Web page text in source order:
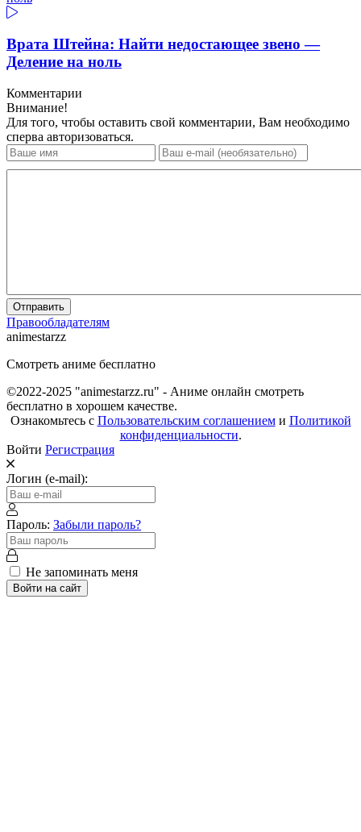
Врата Штейна: Найти недостающее звено —
Деление на ноль
Комментарии
Внимание!
Для того, чтобы оставить свой комментарии, Вам необходимо
сперва авторизоваться.
Отправить
Правообладателям
animestarzz
Смотреть аниме бесплатно
©2022-2025 "animestarzz.ru" - Аниме онлайн смотреть
бесплатно в хорошем качестве.
Ознакомьтесь с Пользовательским соглашениеми Политикой
конфиденциальности.
Войти Регистрация
Логин (e-mail):
Пароль: Забыли пароль?
Не запоминать меня
Войти на сайт